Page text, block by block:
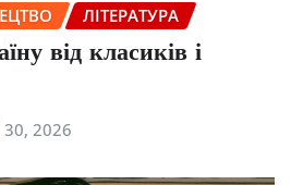
ЛІТЕРАТУРА
від класиків і
30, 2026